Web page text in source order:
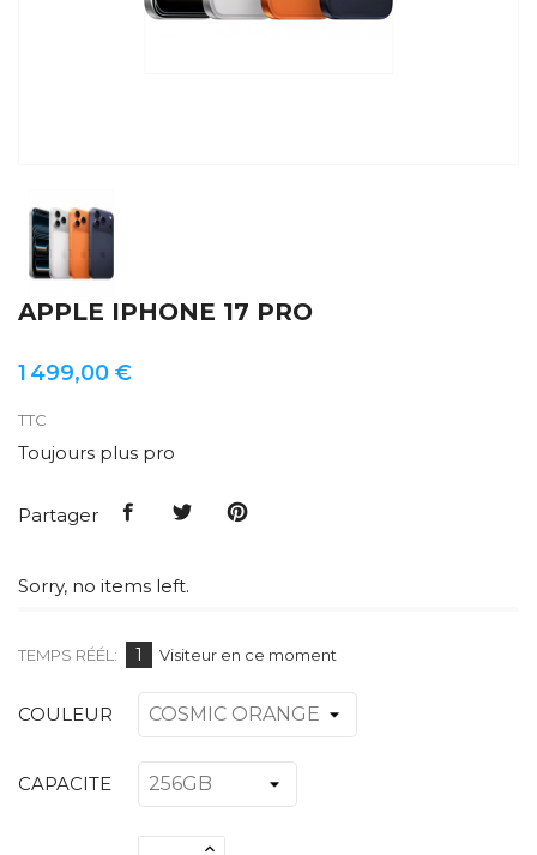
APPLE IPHONE 17 PRO
1 499,00 €
TTC
Toujours plus pro
Partager
Sorry, no items left.
TEMPS RÉÉL: 1 Visiteur en ce moment
COULEUR
CAPACITE